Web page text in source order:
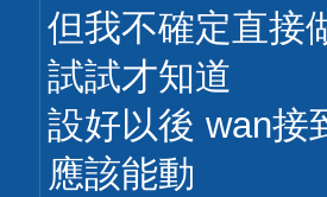
但我不確定直接
試試才知道
設好以後 wan接
應該能動